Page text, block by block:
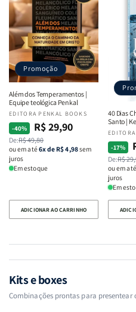
Promoção
Além dos Temperamentos |
Equipe teológica Penkal
Fornecedor:
EDITORA PENKAL BOOKS
-40%
Preço
normal
De:R$ 49,80
Preço
promocional
R$ 29,90
ou em até6x de R$ 4,98sem
juros
Em estoque
ADICIONAR AO CARRINHO
40 Dias
Santo |
-17%
Preço
normal
De:R$
Preço
ou em até
juros
Em
Kits e boxes
Combinações prontas para